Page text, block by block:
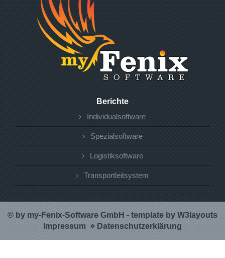
Berichte
Individualsoftware
Spezialsoftware
Logistiksoftware
Transportleitsystem
© by my-Fenix-Software GmbH - template by W3layouts
Impressum⋄ Datenschutzerklärung